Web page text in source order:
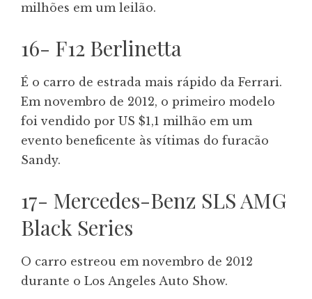
milhões em um leilão.
16- F12 Berlinetta
É o carro de estrada mais rápido da Ferrari.
Em novembro de 2012, o primeiro modelo
foi vendido por US $1,1 milhão em um
evento beneficente às vítimas do furacão
Sandy.
17- Mercedes-Benz SLS AMG
Black Series
O carro estreou em novembro de 2012
durante o Los Angeles Auto Show.